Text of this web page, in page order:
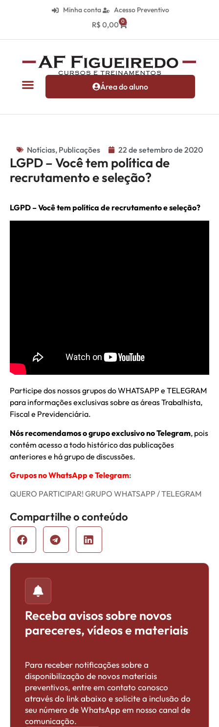
Minha conta Acesso Preventivo
R$ 0,00 0
Área do aluno
Notícias, Publicações 22 de setembro de 2020
LGPD – Você tem política de
recrutamento e seleção?
LGPD – Você tem política de recrutamento e seleção?
Participe dos nossos grupos do WHATSAPP e TELEGRAM
para informações exclusivas sobre as áreas Trabalhista,
Fiscal e Previdenciária.
Nós recomendamos o grupo exclusivo no Telegram, pois
contém acesso a todo histórico das publicações
anteriores e há grupo de discussões.
Grupos no WhatsApp e Telegram:
QUERO PARTICIPAR! GRUPO WHATSAPP / TELEGRAM
Compartilhe o conteúdo
Receba avisos sobre novos
pareceres, vídeos e materiais
Para receber notificações sobre a
disponibilização de novos materiais
preventivos, entre em contato conosco
através do link abaixo e solicite a inclusão do
seu número de WhatsApp em nosso canal de
comunicação.